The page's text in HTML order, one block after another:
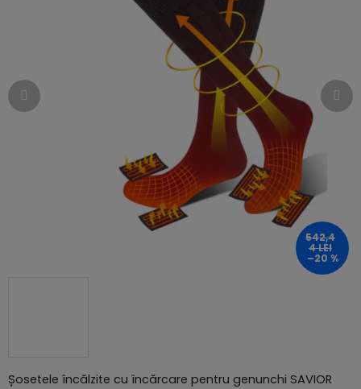
Șosetele încălzite cu încărcare pentru genunchi SAVIOR
stele.
542,4
4 LEI
–20 %